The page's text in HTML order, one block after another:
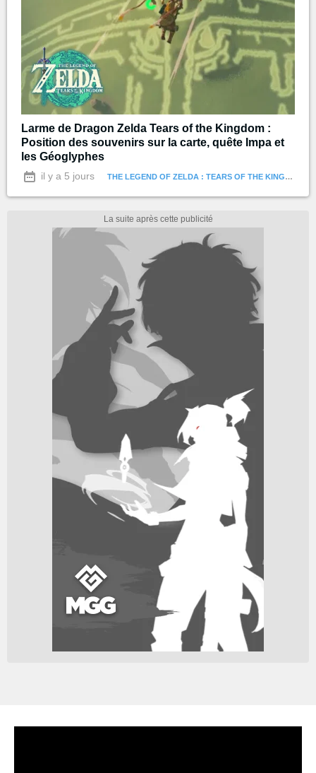
Larme de Dragon Zelda Tears of the Kingdom :
Position des souvenirs sur la carte, quête Impa et
les Géoglyphes
il y a 5 jours THE LEGEND OF ZELDA : TEARS OF THE KINGDOM